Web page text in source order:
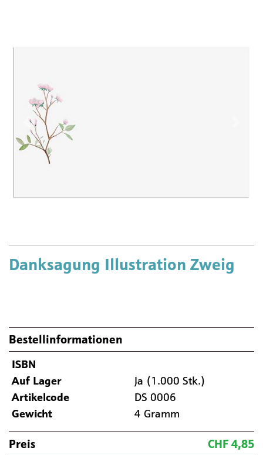
Vorherige
Danksagung Illustration Zweig
Bestellinformationen
ISBN
Auf Lager
Ja (1.000 Stk.)
Artikelcode
DS 0006
Gewicht
4 Gramm
Preis CHF 4,85